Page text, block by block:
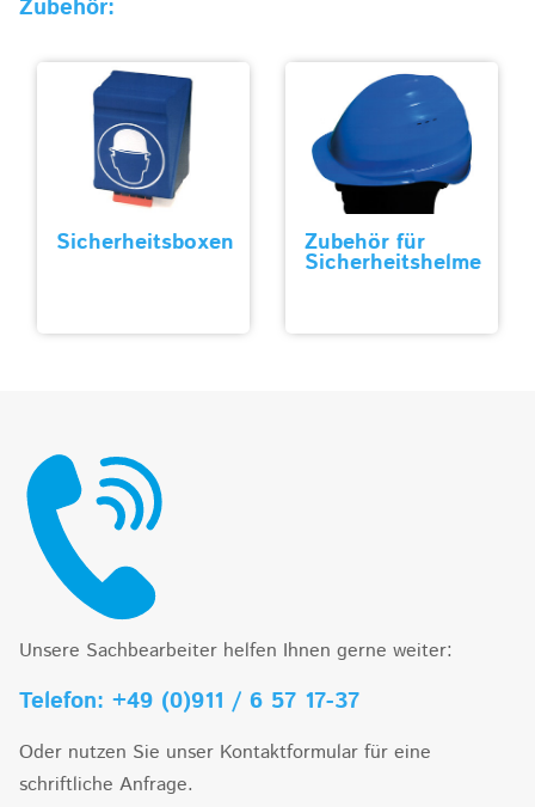
Zubehör:
Sicherheitsboxen Zubehör für
Sicherheitshelme
Unsere Sachbearbeiter helfen Ihnen gerne weiter:
Telefon: +49 (0)911 / 6 57 17-37
Oder nutzen Sie unser Kontaktformular für eine
schriftliche Anfrage.